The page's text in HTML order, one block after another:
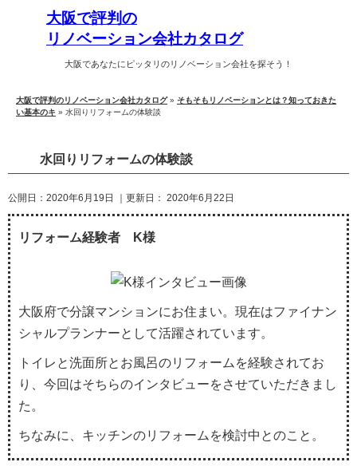
大阪で評判の
リノベーション会社カタログ
大阪であなたにピッタリのリノベーション会社を探そう！
大阪で評判のリノベーション会社カタログ» そもそもリノベーションとは？知っておきた
い基本のキ » 水回りリフォームの体験談
水回りリフォームの体験談
公開日： 2020年6月19日 ｜更新日： 2020年6月22日
リフォーム経験者 K様
大阪府で分譲マンションにお住まい。現在はファイナン
シャルプランナーとして活躍されています。
トイレと洗面所とお風呂のリフォームを経験されてお
り、今回はそちらのインタビューをさせていただきまし
た。
ちなみに、キッチンのリフォームを検討中とのこと。